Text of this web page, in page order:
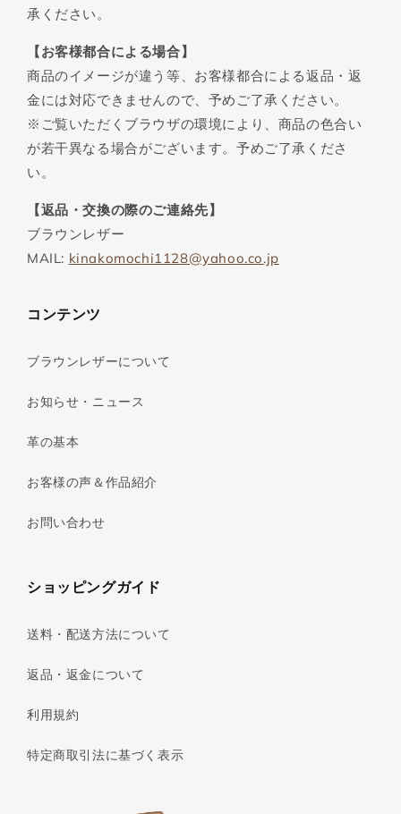
承ください。
【お客様都合による場合】
商品のイメージが違う等、お客様都合による返品・返
金には対応できませんので、予めご了承ください。
※ご覧いただくブラウザの環境により、商品の色合い
が若干異なる場合がございます。予めご了承くださ
い。
【返品・交換の際のご連絡先】
ブラウンレザー
MAIL: kinakomochi1128@yahoo.co.jp
コンテンツ
ブラウンレザーについて
お知らせ・ニュース
革の基本
お客様の声＆作品紹介
お問い合わせ
ショッピングガイド
送料・配送方法について
返品・返金について
利用規約
特定商取引法に基づく表示